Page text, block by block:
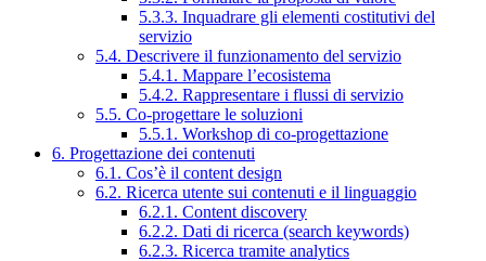
5.3.3. Inquadrare gli elementi costitutivi del
servizio
5.4. Descrivere il funzionamento del servizio
5.4.1. Mappare l’ecosistema
5.4.2. Rappresentare i flussi di servizio
5.5. Co-progettare le soluzioni
5.5.1. Workshop di co-progettazione
6. Progettazione dei contenuti
6.1. Cos’è il content design
6.2. Ricerca utente sui contenuti e il linguaggio
6.2.1. Content discovery
6.2.2. Dati di ricerca (search keywords)
6.2.3. Ricerca tramite analytics